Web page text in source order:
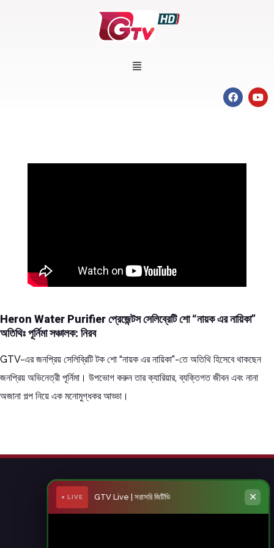
Heron Water Purifier প্রেজেন্টস সেলিব্রেটি শো “নায়ক এর নায়িকা”
অতিথিঃ পূর্নিমা সঞ্চালক: নিরব
GTV-এর জনপ্রিয় সেলিব্রিটি টক শো “নায়ক এর নায়িকা”-তে অতিথি হিসেবে থাকছেন
জনপ্রিয় অভিনেত্রী পূর্নিমা। উপভোগ করুন তার ক্যারিয়ার, ব্যক্তিগত জীবন এবং নানা
অজানা গল্প নিয়ে এক মনোমুগ্ধকর আড্ডা।
● LIVE GTV Live | সরাসরি জিটিভি ✕